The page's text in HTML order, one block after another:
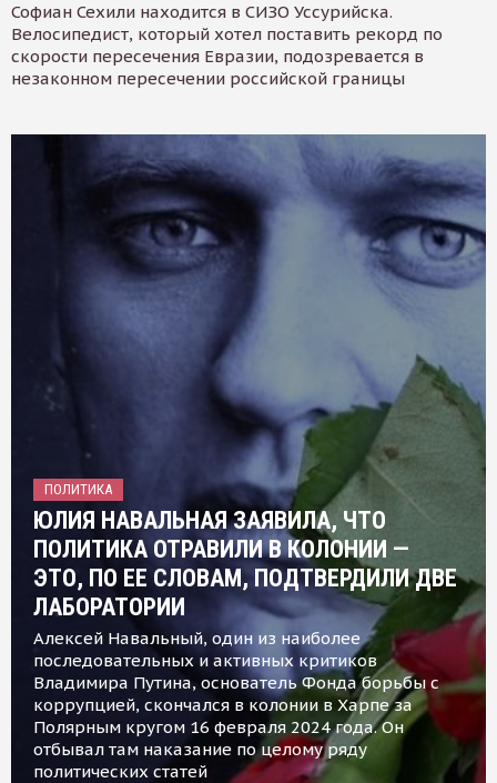
Софиан Сехили находится в СИЗО Уссурийска.
Велосипедист, который хотел поставить рекорд по
скорости пересечения Евразии, подозревается в
незаконном пересечении российской границы
ПОЛИТИКА
ЮЛИЯ НАВАЛЬНАЯ ЗАЯВИЛА, ЧТО
ПОЛИТИКА ОТРАВИЛИ В КОЛОНИИ —
ЭТО, ПО ЕЕ СЛОВАМ, ПОДТВЕРДИЛИ ДВЕ
ЛАБОРАТОРИИ
Алексей Навальный, один из наиболее
последовательных и активных критиков
Владимира Путина, основатель Фонда борьбы с
коррупцией, скончался в колонии в Харпе за
Полярным кругом 16 февраля 2024 года. Он
отбывал там наказание по целому ряду
политических статей